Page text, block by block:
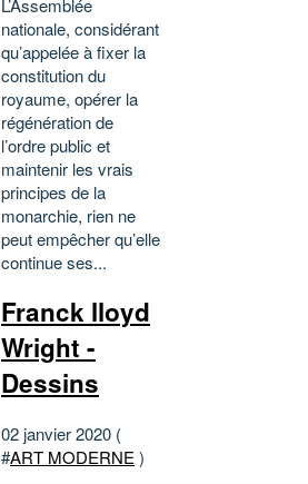
L’Assemblée
nationale, considérant
qu’appelée à fixer la
constitution du
royaume, opérer la
régénération de
l’ordre public et
maintenir les vrais
principes de la
monarchie, rien ne
peut empêcher qu’elle
continue ses...
Franck lloyd
Wright -
Dessins
02 janvier 2020 (
#ART MODERNE )